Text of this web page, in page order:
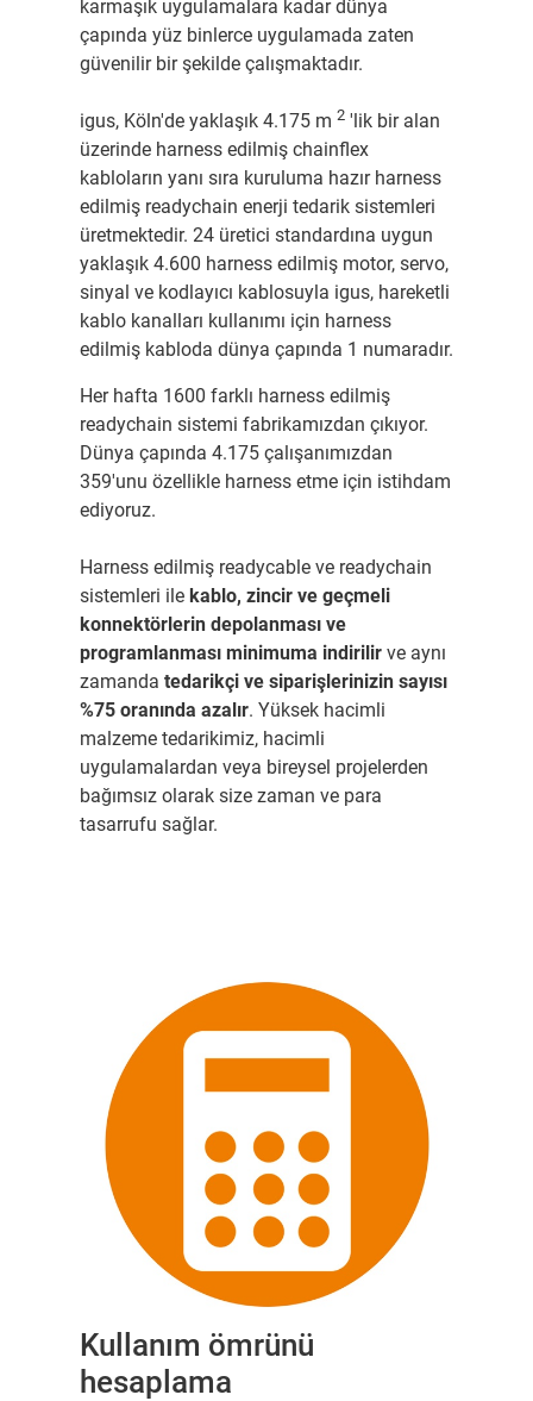
karmaşık uygulamalara kadar dünya
çapında yüz binlerce uygulamada zaten
güvenilir bir şekilde çalışmaktadır.
igus, Köln'de yaklaşık 4.175 m 2'lik bir alan
üzerinde harness edilmiş chainflex
kabloların yanı sıra kuruluma hazır harness
edilmiş readychain enerji tedarik sistemleri
üretmektedir. 24 üretici standardına uygun
yaklaşık 4.600 harness edilmiş motor, servo,
sinyal ve kodlayıcı kablosuyla igus, hareketli
kablo kanalları kullanımı için harness
edilmiş kabloda dünya çapında 1 numaradır.
Her hafta 1600 farklı harness edilmiş
readychain sistemi fabrikamızdan çıkıyor.
Dünya çapında 4.175 çalışanımızdan
359'unu özellikle harness etme için istihdam
ediyoruz.
Harness edilmiş readycable ve readychain
sistemleri ile kablo, zincir ve geçmeli
konnektörlerin depolanması ve
programlanması minimuma indirilirve aynı
zamanda tedarikçi ve siparişlerinizin sayısı
%75 oranında azalır. Yüksek hacimli
malzeme tedarikimiz, hacimli
uygulamalardan veya bireysel projelerden
bağımsız olarak size zaman ve para
tasarrufu sağlar.
Kullanım ömrünü
hesaplama